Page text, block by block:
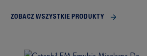
ZOBACZ WSZYSTKIE PRODUKTY